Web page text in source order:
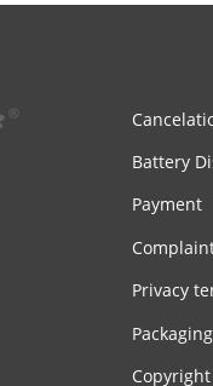
Battery
Payment
Privacy
Packaging
Copyright